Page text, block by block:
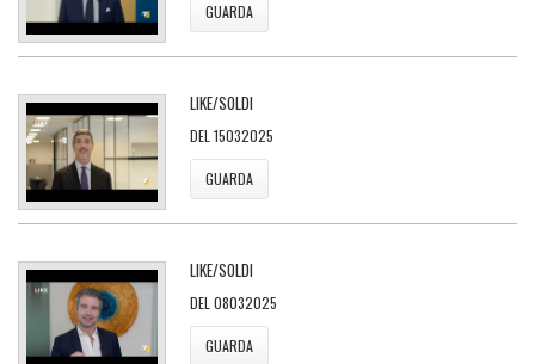
GUARDA
LIKE/SOLDI
DEL 15032025
GUARDA
LIKE/SOLDI
DEL 08032025
GUARDA